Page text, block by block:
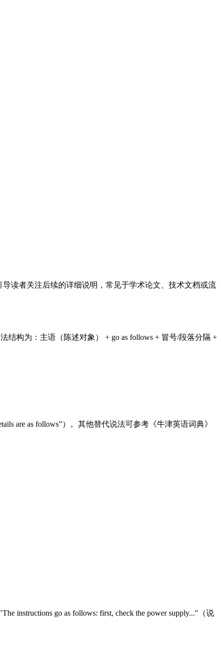
读者关注后续的详细说明，常见于学术论文、技术文档或流
结构为：主语（陈述对象） + go as follows + 冒号/段落分隔 +
are as follows”）。其他替代说法可参考《牛津英语词典》
go as follows: first, check the power supply..."（说